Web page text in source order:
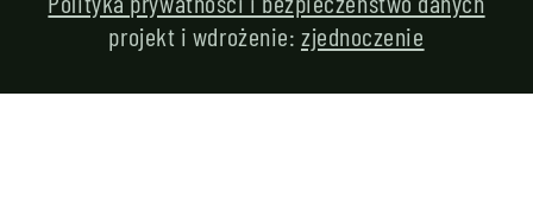
projekt i wdrożenie: zjednoczenie